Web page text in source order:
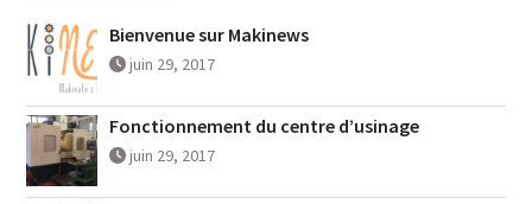
Bienvenue sur Makinews
juin 29, 2017
Fonctionnement du centre d’usinage
juin 29, 2017